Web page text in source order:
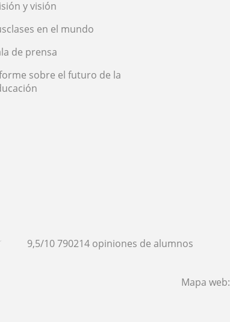
y visión
en el mundo
de prensa
sobre el futuro de la
9,5/10790214 opiniones de alumnos
Mapa web: